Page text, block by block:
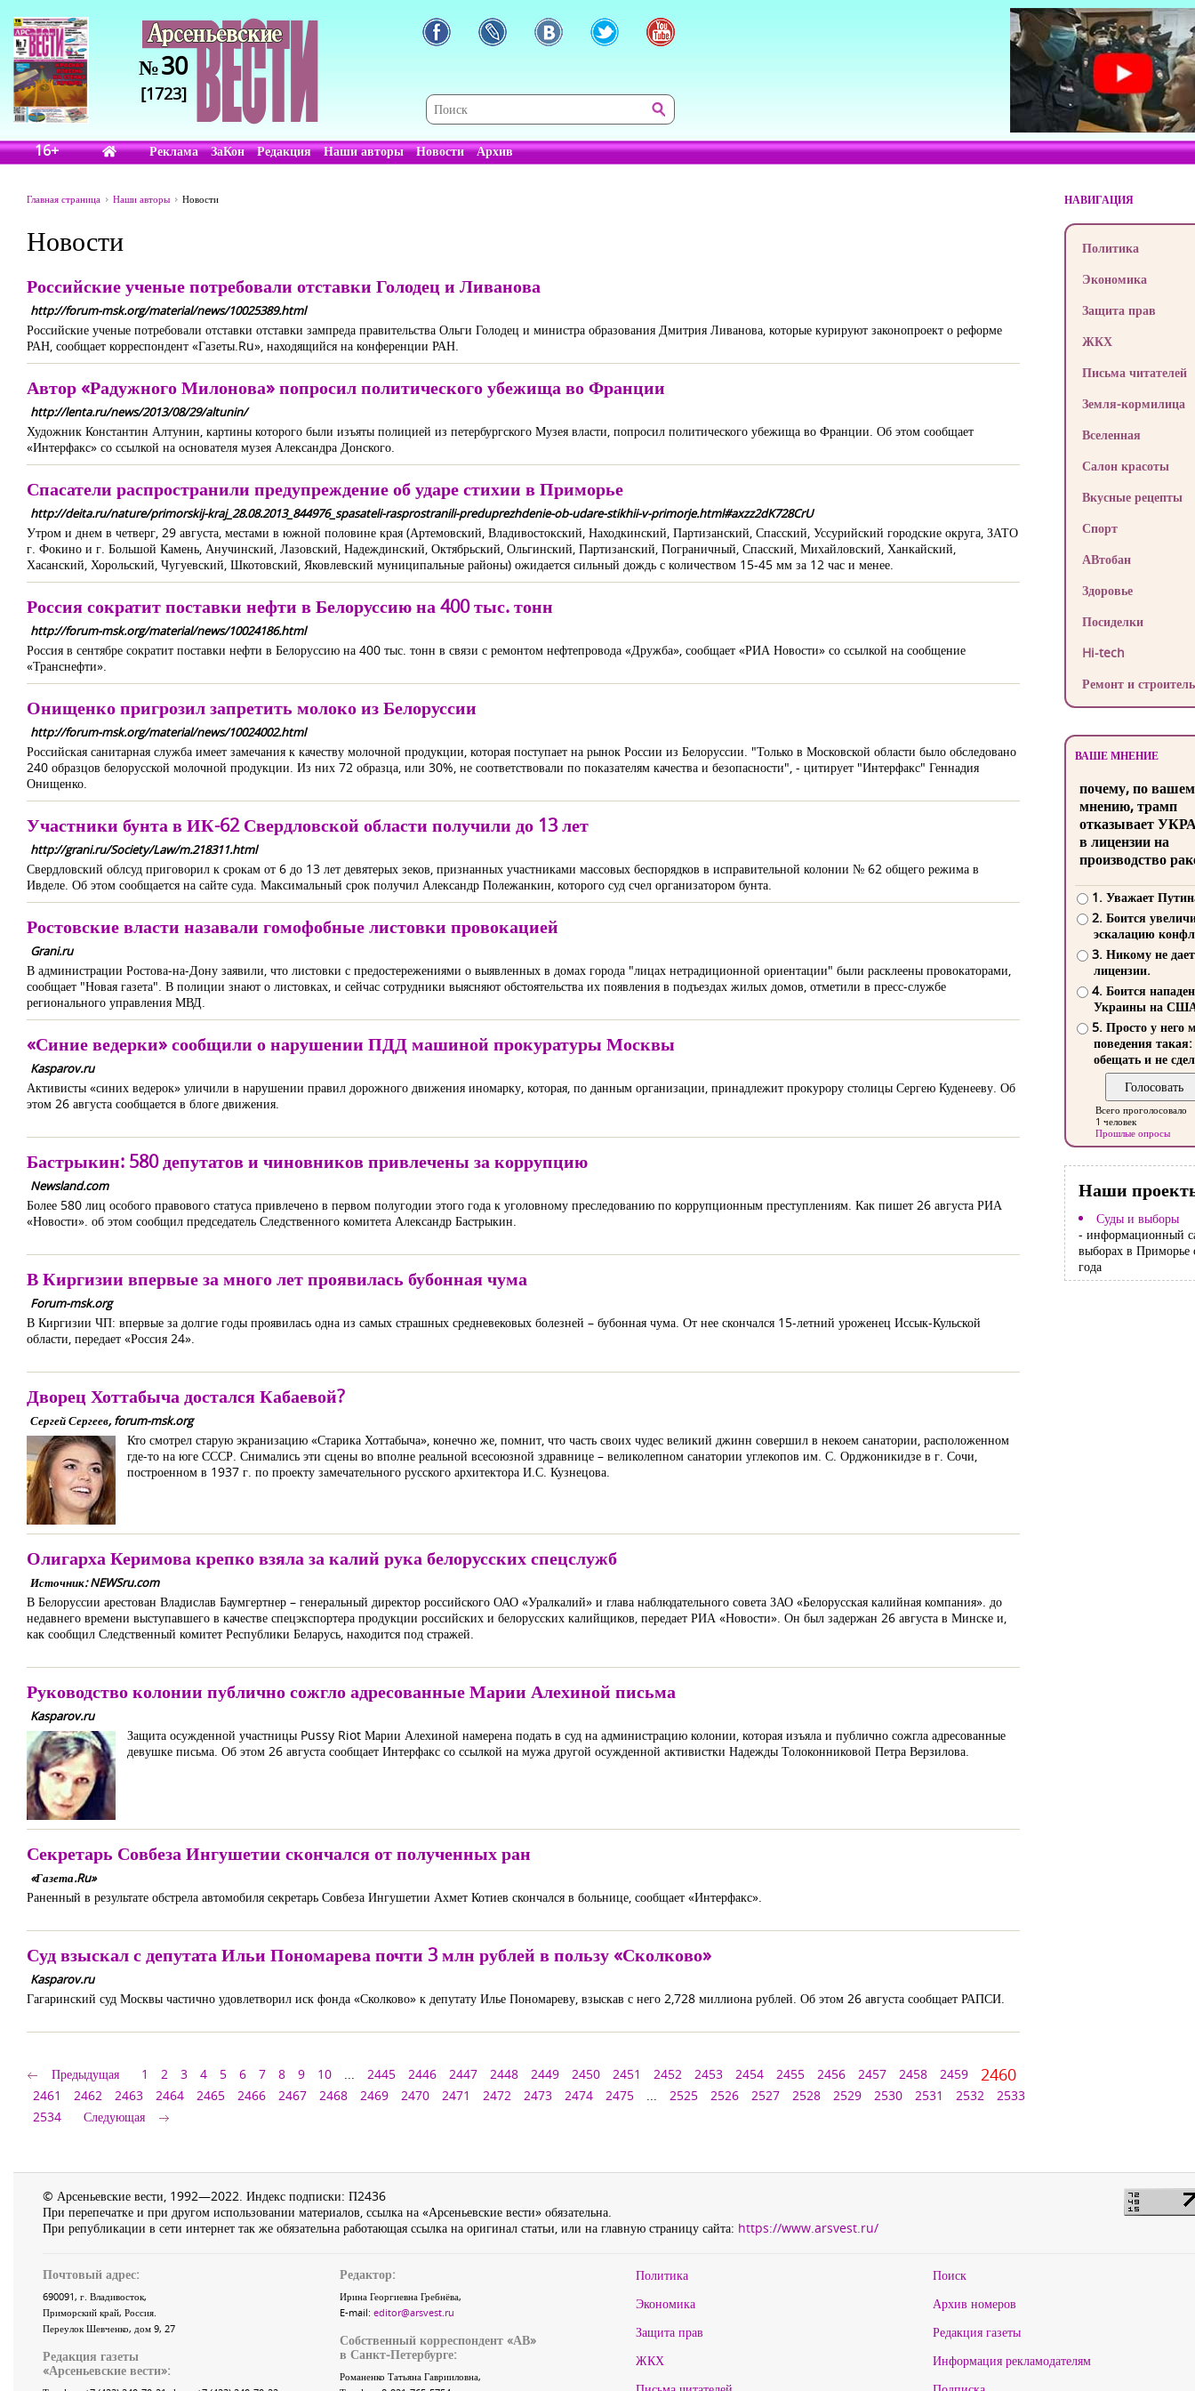
№30
[1723]
16+ Реклама ЗаКон Редакция Наши авторы Новости Архив
Главная страница Наши авторы Новости
Новости
Российские ученые потребовали отставки Голодец и Ливанова
http://forum-msk.org/material/news/10025389.html
Российские ученые потребовали отставки отставки зампреда правительства Ольги Голодец и министра образования Дмитрия Ливанова, которые курируют законопроект о реформе
РАН, сообщает корреспондент «Газеты.Ru», находящийся на конференции РАН.
Автор «Радужного Милонова» попросил политического убежища во Франции
http://lenta.ru/news/2013/08/29/altunin/
Художник Константин Алтунин, картины которого были изъяты полицией из петербургского Музея власти, попросил политического убежища во Франции. Об этом сообщает
«Интерфакс» со ссылкой на основателя музея Александра Донского.
Спасатели распространили предупреждение об ударе стихии в Приморье
http://deita.ru/nature/primorskij-kraj_28.08.2013_844976_spasateli-rasprostranili-preduprezhdenie-ob-udare-stikhii-v-primorje.html#axzz2dK728CrU
Утром и днем в четверг, 29 августа, местами в южной половине края (Артемовский, Владивостокский, Находкинский, Партизанский, Спасский, Уссурийский городские округа, ЗАТО
г. Фокино и г. Большой Камень, Анучинский, Лазовский, Надеждинский, Октябрьский, Ольгинский, Партизанский, Пограничный, Спасский, Михайловский, Ханкайский,
Хасанский, Хорольский, Чугуевский, Шкотовский, Яковлевский муниципальные районы) ожидается сильный дождь с количеством 15-45 мм за 12 час и менее.
Россия сократит поставки нефти в Белоруссию на 400 тыс. тонн
http://forum-msk.org/material/news/10024186.html
Россия в сентябре сократит поставки нефти в Белоруссию на 400 тыс. тонн в связи с ремонтом нефтепровода «Дружба», сообщает «РИА Новости» со ссылкой на сообщение
«Транснефти».
Онищенко пригрозил запретить молоко из Белоруссии
http://forum-msk.org/material/news/10024002.html
Российская санитарная служба имеет замечания к качеству молочной продукции, которая поступает на рынок России из Белоруссии. "Только в Московской области было обследовано
240 образцов белорусской молочной продукции. Из них 72 образца, или 30%, не соответствовали по показателям качества и безопасности", - цитирует "Интерфакс" Геннадия
Онищенко.
Участники бунта в ИК-62 Свердловской области получили до 13 лет
http://grani.ru/Society/Law/m.218311.html
Свердловский облсуд приговорил к срокам от 6 до 13 лет девятерых зеков, признанных участниками массовых беспорядков в исправительной колонии № 62 общего режима в
Ивделе. Об этом сообщается на сайте суда. Максимальный срок получил Александр Полежанкин, которого суд счел организатором бунта.
Ростовские власти назавали гомофобные листовки провокацией
Grani.ru
В администрации Ростова-на-Дону заявили, что листовки с предостережениями о выявленных в домах города "лицах нетрадиционной ориентации" были расклеены провокаторами,
сообщает "Новая газета". В полиции знают о листовках, и сейчас сотрудники выясняют обстоятельства их появления в подъездах жилых домов, отметили в пресс-службе
регионального управления МВД.
«Синие ведерки» сообщили о нарушении ПДД машиной прокуратуры Москвы
Kasparov.ru
Активисты «синих ведерок» уличили в нарушении правил дорожного движения иномарку, которая, по данным организации, принадлежит прокурору столицы Сергею Куденееву. Об
этом 26 августа сообщается в блоге движения.
Бастрыкин: 580 депутатов и чиновников привлечены за коррупцию
Newsland.com
Более 580 лиц особого правового статуса привлечено в первом полугодии этого года к уголовному преследованию по коррупционным преступлениям. Как пишет 26 августа РИА
«Новости». об этом сообщил председатель Следственного комитета Александр Бастрыкин.
В Киргизии впервые за много лет проявилась бубонная чума
Forum-msk.org
В Киргизии ЧП: впервые за долгие годы проявилась одна из самых страшных средневековых болезней – бубонная чума. От нее скончался 15-летний уроженец Иссык-Кульской
области, передает «Россия 24».
Дворец Хоттабыча достался Кабаевой?
Сергей Сергеев, forum-msk.org
Кто смотрел старую экранизацию «Старика Хоттабыча», конечно же, помнит, что часть своих чудес великий джинн совершил в некоем санатории, расположенном
где-то на юге СССР. Снимались эти сцены во вполне реальной всесоюзной здравнице – великолепном санатории углекопов им. С. Орджоникидзе в г. Сочи,
построенном в 1937 г. по проекту замечательного русского архитектора И.С. Кузнецова.
Олигарха Керимова крепко взяла за калий рука белорусских спецслужб
Источник: NEWSru.com
В Белоруссии арестован Владислав Баумгертнер – генеральный директор российского ОАО «Уралкалий» и глава наблюдательного совета ЗАО «Белорусская калийная компания». до
недавнего времени выступавшего в качестве спецэкспортера продукции российских и белорусских калийщиков, передает РИА «Новости». Он был задержан 26 августа в Минске и,
как сообщил Следственный комитет Республики Беларусь, находится под стражей.
Руководство колонии публично сожгло адресованные Марии Алехиной письма
Kasparov.ru
Защита осужденной участницы Pussy Riot Марии Алехиной намерена подать в суд на администрацию колонии, которая изъяла и публично сожгла адресованные
девушке письма. Об этом 26 августа сообщает Интерфакс со ссылкой на мужа другой осужденной активистки Надежды Толоконниковой Петра Верзилова.
Секретарь Совбеза Ингушетии скончался от полученных ран
«Газета.Ru»
Раненный в результате обстрела автомобиля секретарь Совбеза Ингушетии Ахмет Котиев скончался в больнице, сообщает «Интерфакс».
Суд взыскал с депутата Ильи Пономарева почти 3 млн рублей в пользу «Сколково»
Kasparov.ru
Гагаринский суд Москвы частично удовлетворил иск фонда «Сколково» к депутату Илье Пономареву, взыскав с него 2,728 миллиона рублей. Об этом 26 августа сообщает РАПСИ.
Предыдущая 1 2 3 4 5 6 7 8 9 10 ... 2445 2446 2447 2448 2449 2450 2451 2452 2453 2454 2455 2456 2457 2458 2459 2460
2461 2462 2463 2464 2465 2466 2467 2468 2469 2470 2471 2472 2473 2474 2475 ... 2525 2526 2527 2528 2529 2530 2531 2532
2533
2534
Следующая
НАВИГАЦИЯ
Политика
Экономика
Защита прав
ЖКХ
Письма читателей
Земля-кормилица
Вселенная
Салон красоты
Вкусные рецепты
Спорт
АВтобан
Здоровье
Посиделки
Hi-tech
Ремонт и
ВАШЕ МНЕНИЕ
почему, по
мнению, трамп
отказывает
в лицензии на
производство
1. Уважает
2. Боится
эскалацию
3. Никому не
лицензии.
4. Боится
Украины на
5. Просто у него
поведения такая:
обещать и не
Всего проголосовало
1 человек
Прошлые опросы
Наши
Суды и выборы
- информационный
выборах в Приморье
года
© Арсеньевские вести, 1992—2022. Индекс подписки: П2436
При перепечатке и при другом использовании материалов, ссылка на «Арсеньевские вести» обязательна.
При републикации в сети интернет так же обязательна работающая ссылка на оригинал статьи, или на главную страницу сайта: https://www.arsvest.ru/
Почтовый адрес:
690091, г. Владивосток,
Приморский край, Россия.
Переулок Шевченко, дом 9, 27
Редакция газеты
«Арсеньевские вести»:
Редактор:
Ирина Георгиевна Гребнёва,
E-mail: editor@arsvest.ru
Собственный корреспондент «АВ»
в Санкт-Петербурге:
Романенко Татьяна Гаврииловна,
Политика
Экономика
Защита прав
ЖКХ
Поиск
Архив номеров
Редакция газеты
Информация рекламодателям